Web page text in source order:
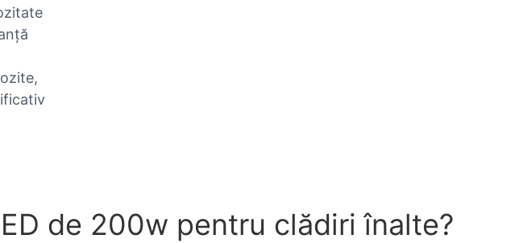
de 200w pentru clădiri înalte?